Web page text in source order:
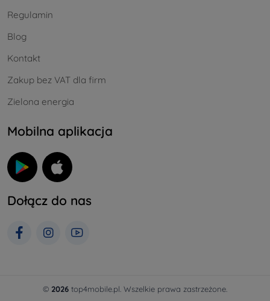
Regulamin
Blog
Kontakt
Zakup bez VAT dla firm
Zielona energia
Mobilna aplikacja
Dołącz do nas
© 2026 top4mobile.pl. Wszelkie prawa zastrzeżone.